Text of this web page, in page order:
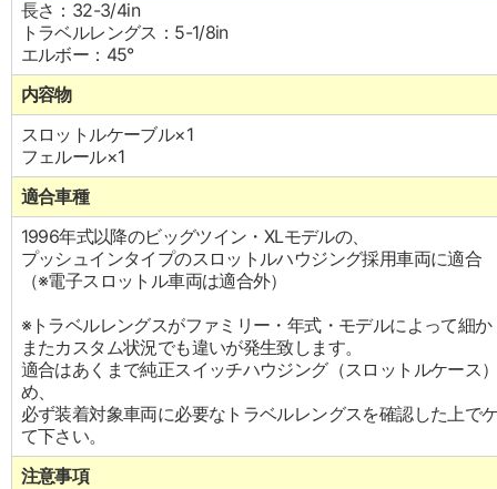
長さ：32-3/4in
トラベルレングス：5-1/8in
エルボー：45°
内容物
スロットルケーブル×1
フェルール×1
適合車種
1996年式以降のビッグツイン・XLモデルの、
プッシュインタイプのスロットルハウジング採用車両に適合
（※電子スロットル車両は適合外）
※トラベルレングスがファミリー・年式・モデルによって細
またカスタム状況でも違いが発生致します。
適合はあくまで純正スイッチハウジング（スロットルケース
め、
必ず装着対象車両に必要なトラベルレングスを確認した上で
て下さい。
注意事項